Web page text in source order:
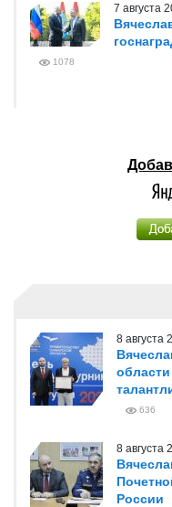
7 августа
1078
8 августа
636
8 августа
России